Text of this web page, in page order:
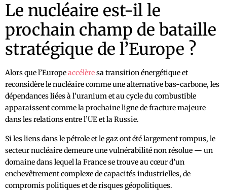
Le nucléaire est-il le
prochain champ de bataille
stratégique de l’Europe ?
Alors que l’Europeaccélèresa transition énergétique et
reconsidère le nucléaire comme une alternative bas-carbone, les
dépendances liées à l’uranium et au cycle du combustible
apparaissent comme la prochaine ligne de fracture majeure
dans les relations entre l’UE et la Russie.
Si les liens dans le pétrole et le gaz ont été largement rompus, le
secteur nucléaire demeure une vulnérabilité non résolue — un
domaine dans lequel la France se trouve au cœur d’un
enchevêtrement complexe de capacités industrielles, de
compromis politiques et de risques géopolitiques.